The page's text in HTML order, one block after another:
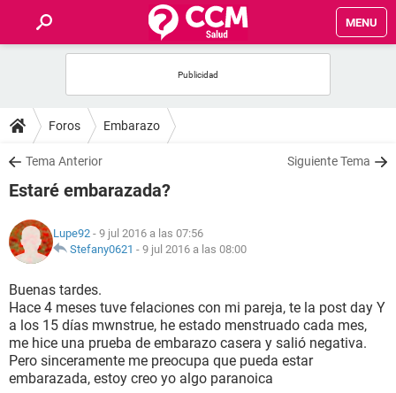
MENU
FOROS
SALUD
NUTRICIÓN
BIENESTAR
SEXUALIDAD
GLOSARIO
Foros Embarazo
Tema Anterior Siguiente Tema
Estaré embarazada?
Lupe92 - 9 jul 2016 a las 07:56
Stefany0621 - 9 jul 2016 a las 08:00
Buenas tardes.
Hace 4 meses tuve felaciones con mi pareja, te la post day Y
a los 15 días mwnstrue, he estado menstruado cada mes,
me hice una prueba de embarazo casera y salió negativa.
Pero sinceramente me preocupa que pueda estar
embarazada, estoy creo yo algo paranoica